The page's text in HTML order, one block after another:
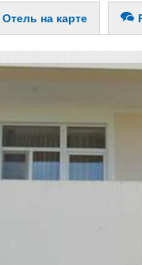
Отель на карте